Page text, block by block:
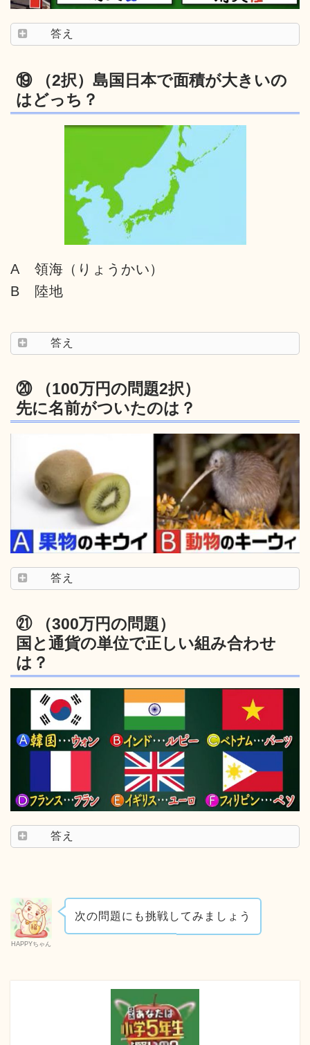
答え
⑲ （2択）島国日本で面積が大きいの
はどっち？
A 領海（りょうかい）
B 陸地
答え
⑳ （100万円の問題2択）
先に名前がついたのは？
答え
㉑ （300万円の問題）
国と通貨の単位で正しい組み合わせ
は？
答え
HAPPYちゃん
次の問題にも挑戦してみましょう